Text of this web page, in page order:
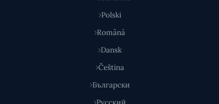
Polski
Română
Dansk
Čeština
Български